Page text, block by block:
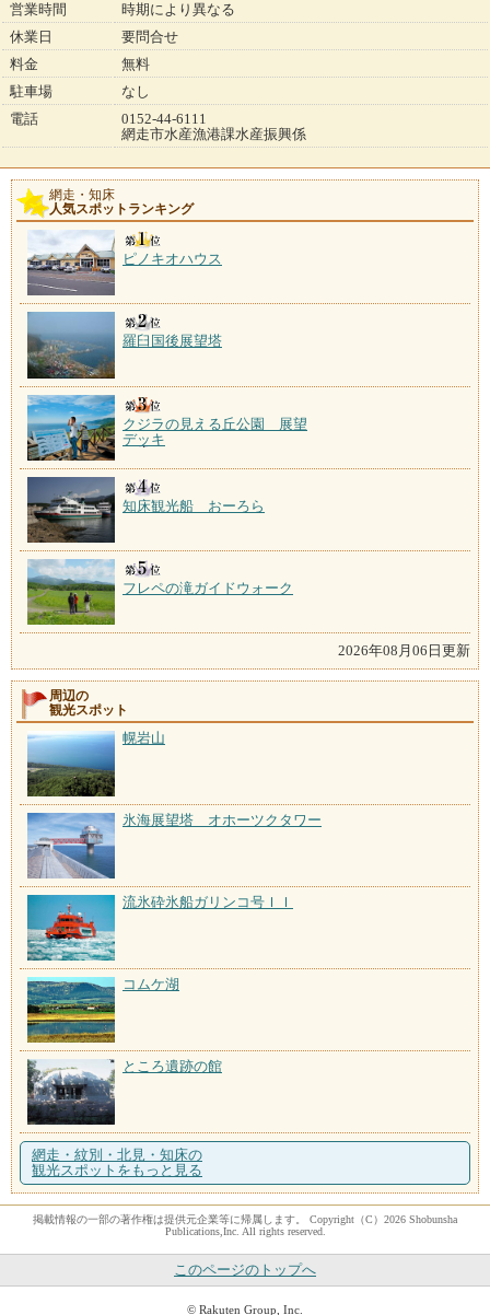
営業時間
時期により異なる
休業日
要問合せ
料金
無料
駐車場
なし
電話
0152-44-6111
網走市水産漁港課水産振興係
網走・知床
人気スポットランキング
ピノキオハウス
羅臼国後展望塔
クジラの見える丘公園 展望
デッキ
知床観光船 おーろら
フレペの滝ガイドウォーク
2026年08月06日更新
周辺の
観光スポット
幌岩山
氷海展望塔 オホーツクタワー
流氷砕氷船ガリンコ号ＩＩ
コムケ湖
ところ遺跡の館
網走・紋別・北見・知床の
観光スポットをもっと見る
掲載情報の一部の著作権は提供元企業等に帰属します。 Copyright（C）2026 Shobunsha
Publications,Inc. All rights reserved.
このページのトップへ
© Rakuten Group, Inc.